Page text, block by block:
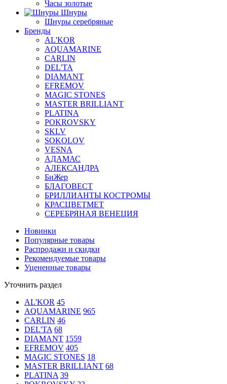
Часы золотые
Шнуры
Шнуры серебряные
Бренды
AL'KOR
AQUAMARINE
CARLIN
DEL'TA
DIAMANT
EFREMOV
MAGIC STONES
MASTER BRILLIANT
PLATINA
POKROVSKY
SKLV
SOKOLOV
VESNA
АДАМАС
АЛЕКСАНДРА
БиЖер
БЛАГОВЕСТ
БРИЛЛИАНТЫ КОСТРОМЫ
КРАСЦВЕТМЕТ
СЕРЕБРЯНАЯ ВЕНЕЦИЯ
Новинки
Популярные товары
Распродажи и скидки
Рекомендуемые товары
Уцененные товары
Уточнить раздел
AL'KOR 45
AQUAMARINE 965
CARLIN 46
DEL'TA 68
DIAMANT 1559
EFREMOV 405
MAGIC STONES 18
MASTER BRILLIANT 68
PLATINA 39